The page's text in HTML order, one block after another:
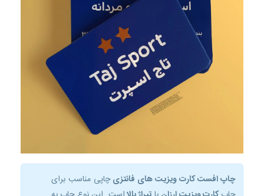
چاپ افست کارت ویزیت های فانتزیچاپی مناسب برای